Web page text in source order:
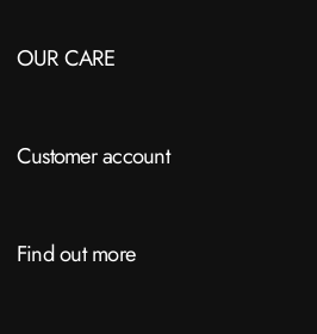
OUR CARE
Customer account
Find out more